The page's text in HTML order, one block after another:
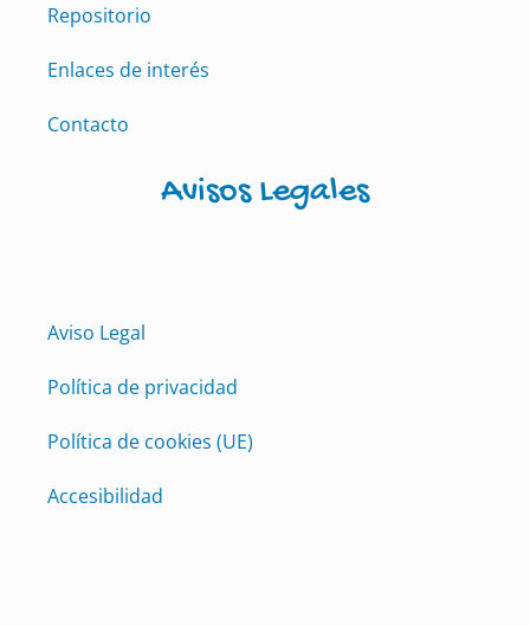
Repositorio
Enlaces de interés
Contacto
Avisos Legales
Aviso Legal
Política de privacidad
Política de cookies (UE)
Accesibilidad